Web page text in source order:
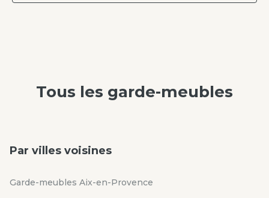
Tous les garde-meubles
Par villes voisines
Garde-meubles Aix-en-Provence